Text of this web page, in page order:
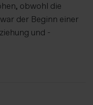
obwohl die
der Beginn einer
und -